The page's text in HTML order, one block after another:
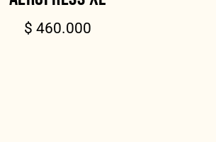
$ 460.000